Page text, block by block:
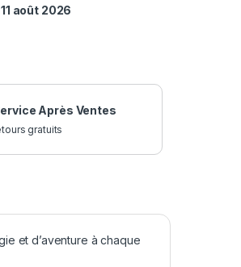
août 2026
Après Ventes
gratuits
et d’aventure à chaque